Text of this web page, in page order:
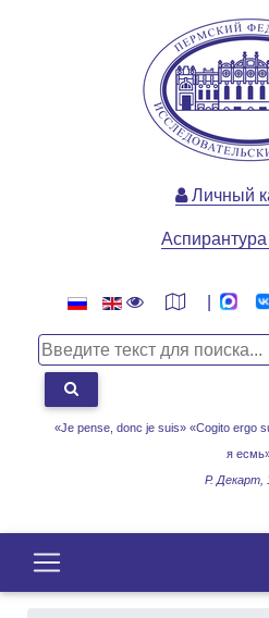
«Je pense, donc je suis» «Cogito ergo
я
Р. Декарт,
Личный